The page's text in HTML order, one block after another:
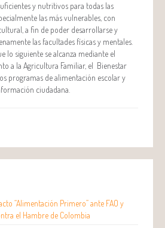
y nutritivos para todas las
las más vulnerables, con
a fin de poder desarrollarse y
las facultades físicas y mentales.
lo siguiente se alcanza mediante el
a la Agricultura Familiar, el Bienestar
programas de alimentación escolar y
ciudadana.
“Alimentación Primero” ante FAO y
el Hambre de Colombia